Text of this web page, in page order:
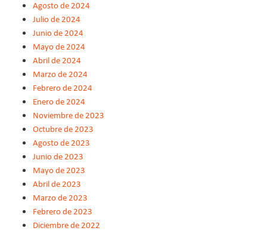
Agosto de 2024
Julio de 2024
Junio de 2024
Mayo de 2024
Abril de 2024
Marzo de 2024
Febrero de 2024
Enero de 2024
Noviembre de 2023
Octubre de 2023
Agosto de 2023
Junio de 2023
Mayo de 2023
Abril de 2023
Marzo de 2023
Febrero de 2023
Diciembre de 2022